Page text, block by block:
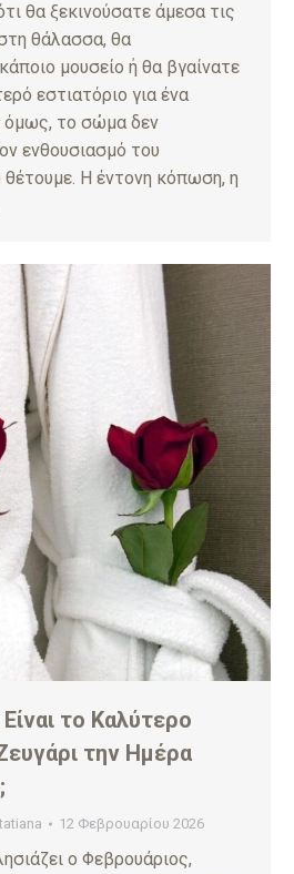
θα ξεκινούσατε άμεσα τις
θάλασσα, θα
μουσείο ή θα βγαίνατε
εστιατόριο για ένα
όμως, το σώμα δεν
ενθουσιασμό του
Η έντονη κόπωση, η
το Καλύτερο
την Ημέρα
tatiana 12 Φεβρουαρίου 2026
ο Φεβρουάριος,